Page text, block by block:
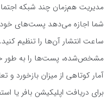
مدیریت هم‌زمان چند شبکه
شما اجازه می‌دهد پست‌های خود
ساعت انتشار آن‌ها را تنظیم
مشخص‌شده، پست‌ها را به طور
آمار کوتاهی از میزان بازخورد و
برای دریافت اپلیکیشن بافر یا